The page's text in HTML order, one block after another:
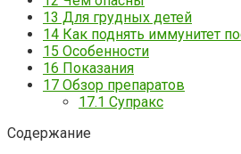
13 Для грудных детей
14 Как поднять иммунитет
15 Особенности
16 Показания
17 Обзор препаратов
17.1 Супракс
Содержание